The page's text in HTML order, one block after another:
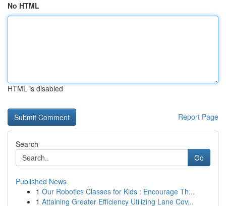
No HTML
HTML is disabled
Report Page
Search
Go
Published News
1 Our Robotics Classes for Kids : Encourage Th...
1 Attaining Greater Efficiency Utilizing Lane Cov...